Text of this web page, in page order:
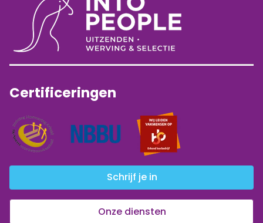
Certificeringen
Schrijf je in
Onze diensten